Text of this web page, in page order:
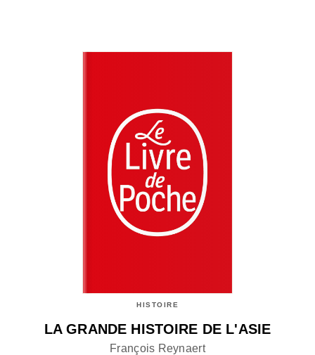
HISTOIRE
LA GRANDE HISTOIRE DE L'ASIE
François Reynaert